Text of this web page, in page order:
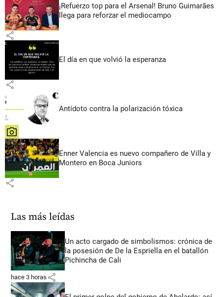
¡Refuerzo top para el Arsenal! Bruno Guimarães
llega para reforzar el mediocampo
share
El día en que volvió la esperanza
share
Antídoto contra la polarización tóxica
share
Enner Valencia es nuevo compañero de Villa y
Montero en Boca Juniors
share
Las más leídas
Un acto cargado de simbolismos: crónica de
la posesión de De la Espriella en el batallón
Pichincha de Cali
hace 3 horas share